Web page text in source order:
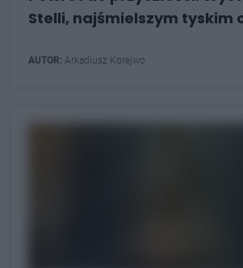
Stelli, najśmielszym tyskim
AUTOR: Arkadiusz Korejwo